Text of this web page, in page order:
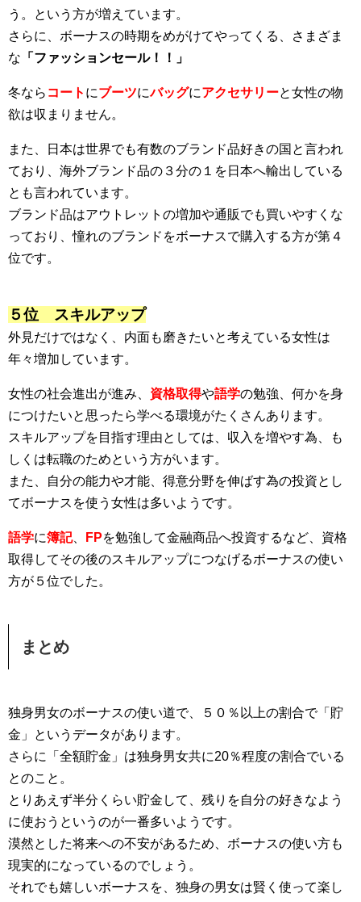
う。という方が増えています。
さらに、ボーナスの時期をめがけてやってくる、さまざま
な 「ファッションセール！！」
冬なら コート にブーツにバッグにアクセサリーと女性の物
欲は収まりません。
また、日本は世界でも有数のブランド品好きの国と言われ
ており、海外ブランド品の３分の１を日本へ輸出している
とも言われています。
ブランド品はアウトレットの増加や通販でも買いやすくな
っており、憧れのブランドをボーナスで購入する方が第４
位です。
５位 スキルアップ
外見だけではなく、内面も磨きたいと考えている女性は
年々増加しています。
女性の社会進出が進み、 資格取得や語学の勉強、何かを身
につけたいと思ったら学べる環境がたくさんあります。
スキルアップを目指す理由としては、収入を増やす為、も
しくは転職のためという方がいます。
また、自分の能力や才能、得意分野を伸ばす為の投資とし
てボーナスを使う女性は多いようです。
語学に簿記、 FPを勉強して金融商品へ投資するなど、資格
取得してその後のスキルアップにつなげるボーナスの使い
方が５位でした。
まとめ
独身男女のボーナスの使い道で、５０％以上の割合で「貯
金」というデータがあります。
さらに「全額貯金」は独身男女共に20％程度の割合でいる
とのこと。
とりあえず半分くらい貯金して、残りを自分の好きなよう
に使おうというのが一番多いようです。
漠然とした将来への不安があるため、ボーナスの使い方も
現実的になっているのでしょう。
それでも嬉しいボーナスを、独身の男女は賢く使って楽し